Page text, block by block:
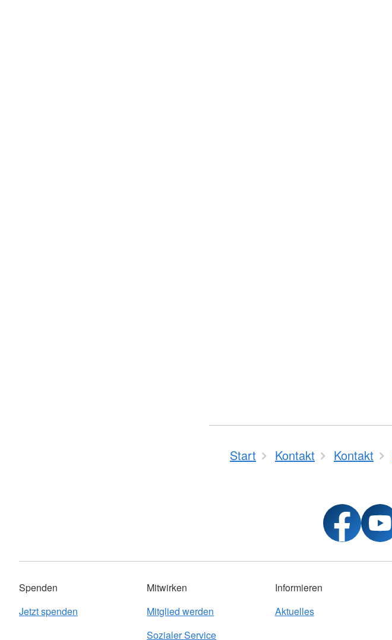
Start Kontakt Kontakt
Spenden
Jetzt spenden
Mitwirken
Mitglied werden
Sozialer Service
Informieren
Aktuelles